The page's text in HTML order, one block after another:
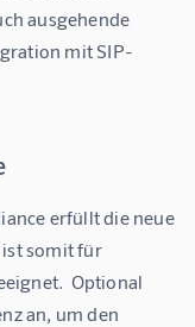
ausgehende
mit SIP-
erfüllt die neue
somit für
Optional
an, um den